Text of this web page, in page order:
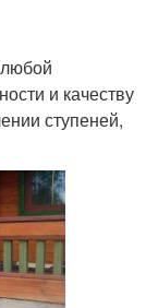
и качеству
ступеней,